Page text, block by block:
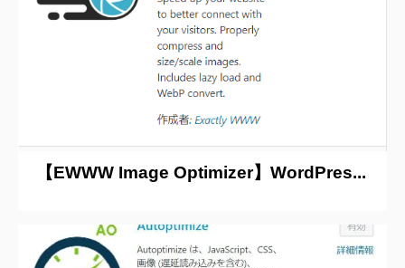
【EWWW Image Optimizer】WordPres...